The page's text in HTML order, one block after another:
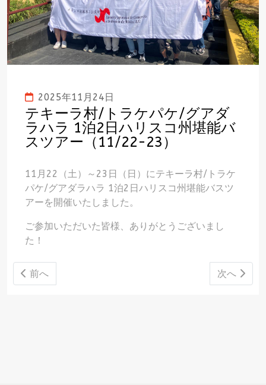
2025年11月24日
テキーラ村/トラケパケ/グアダ
ラハラ 1泊2日ハリスコ州堪能バ
スツアー（11/22-23）
11月22（土）～23日（日）にテキーラ村/トラケ
パケ/グアダラハラ 1泊2日ハリスコ州堪能バスツ
アーを開催いたしました。
ご参加いただいた皆様、ありがとうございまし
た！
前の記事へ: 2025年大使杯ゴルフ大会（11/23）
前へ 次の記事
次へ